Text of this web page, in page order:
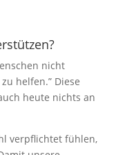
nicht
helfen.” Diese
heute nichts an
verpflichtet fühlen,